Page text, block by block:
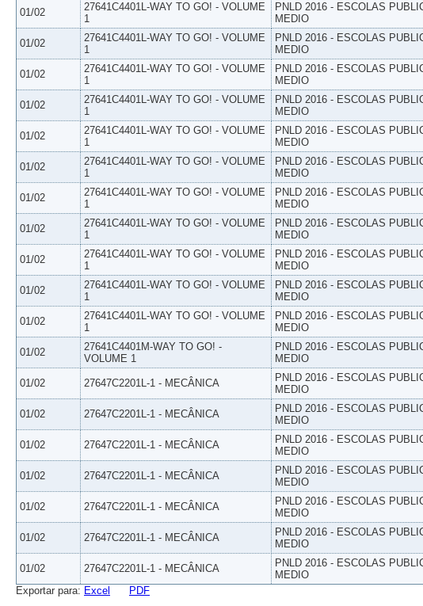
01/02
27641C4401L-WAY TO GO! - VOLUME
1
PNLD 2016 - ESCOLAS
MEDIO
01/02
27641C4401L-WAY TO GO! - VOLUME
1
PNLD 2016 - ESCOLAS
MEDIO
01/02
27641C4401L-WAY TO GO! - VOLUME
1
PNLD 2016 - ESCOLAS
MEDIO
01/02
27641C4401L-WAY TO GO! - VOLUME
1
PNLD 2016 - ESCOLAS
MEDIO
01/02
27641C4401L-WAY TO GO! - VOLUME
1
PNLD 2016 - ESCOLAS
MEDIO
01/02
27641C4401L-WAY TO GO! - VOLUME
1
PNLD 2016 - ESCOLAS
MEDIO
01/02
27641C4401L-WAY TO GO! - VOLUME
1
PNLD 2016 - ESCOLAS
MEDIO
01/02
27641C4401L-WAY TO GO! - VOLUME
1
PNLD 2016 - ESCOLAS
MEDIO
01/02
27641C4401L-WAY TO GO! - VOLUME
1
PNLD 2016 - ESCOLAS
MEDIO
01/02
27641C4401L-WAY TO GO! - VOLUME
1
PNLD 2016 - ESCOLAS
MEDIO
01/02
27641C4401L-WAY TO GO! - VOLUME
1
PNLD 2016 - ESCOLAS
MEDIO
01/02
27641C4401M-WAY TO GO! -
VOLUME 1
PNLD 2016 - ESCOLAS
MEDIO
01/02 27647C2201L-1 - MECÂNICA
PNLD 2016 - ESCOLAS
MEDIO
01/02 27647C2201L-1 - MECÂNICA
PNLD 2016 - ESCOLAS
MEDIO
01/02 27647C2201L-1 - MECÂNICA
PNLD 2016 - ESCOLAS
MEDIO
01/02 27647C2201L-1 - MECÂNICA
PNLD 2016 - ESCOLAS
MEDIO
01/02 27647C2201L-1 - MECÂNICA
PNLD 2016 - ESCOLAS
MEDIO
01/02 27647C2201L-1 - MECÂNICA
PNLD 2016 - ESCOLAS
MEDIO
01/02 27647C2201L-1 - MECÂNICA
PNLD 2016 - ESCOLAS
MEDIO
Exportar para: Excel PDF